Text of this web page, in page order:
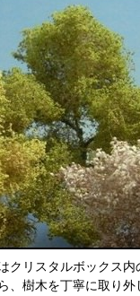
クリスタルボックス
、樹木を丁寧に取り